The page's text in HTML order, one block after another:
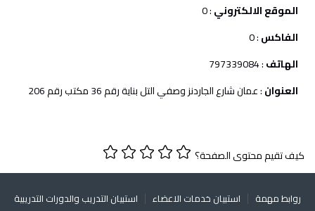
الموقع الالكتروني:
0
الفاكس: 0
الهاتف: 797339084
العنوان: عمان شارع الجاردنز وصفي التل بناية رقم 36 مكتب رقم 206
كيف تقيم محتوى الصفحة؟
روابط مهمة استبيان خدمات الاعضاء
استبيان التدريب والدورات التدريبية